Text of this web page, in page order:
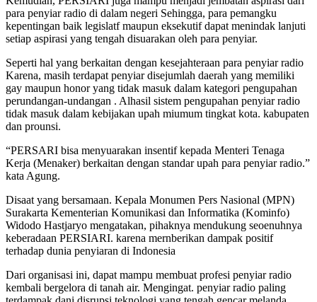
para penyiar radio di dalam negeri Sehingga, para pemangku
kepentingan baik legislatf maupun eksekutif dapat menindak lanjuti
setiap aspirasi yang tengah disuarakan oleh para penyiar.
Seperti hal yang berkaitan dengan kesejahteraan para penyiar radio
Karena, masih terdapat penyiar disejumlah daerah yang memiliki
gay maupun honor yang tidak masuk dalam kategori pengupahan
perundangan-undangan . Alhasil sistem pengupahan penyiar radio
tidak masuk dalam kebijakan upah miumum tingkat kota. kabupaten
dan prounsi.
“PERSARI bisa menyuarakan insentif kepada Menteri Tenaga
Kerja (Menaker) berkaitan dengan standar upah para penyiar radio.”
kata Agung.
Disaat yang bersamaan. Kepala Monumen Pers Nasional (MPN)
Surakarta Kementerian Komunikasi dan Informatika (Kominfo)
Widodo Hastjaryo mengatakan, pihaknya mendukung seoenuhnya
keberadaan PERSIARI. karena mernberikan dampak positif
terhadap dunia penyiaran di Indonesia
Dari organisasi ini, dapat mampu membuat profesi penyiar radio
kembali bergelora di tanah air. Mengingat. penyiar radio paling